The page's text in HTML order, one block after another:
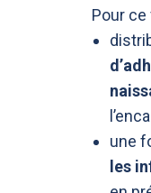
Pour ce
une
les